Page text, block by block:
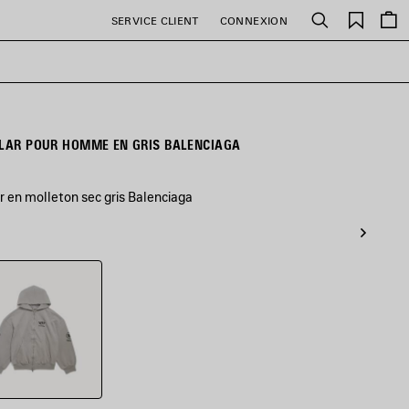
SERVICE CLIENT CONNEXION Rechercher
POUR HOMME EN GRIS BALENCIAGA
en molleton sec gris Balenciaga